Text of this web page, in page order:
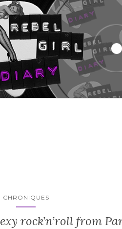
CHRONIQUES
rock’n’roll from